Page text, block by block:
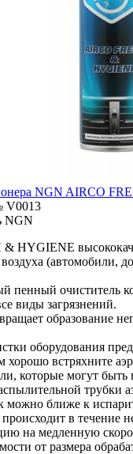
NGN AIRCO
V0013
NGN
HYGIENE
(автомобили,
пенный очиститель
виды загрязнений.
образование
оборудования
встряхните
которые могут
трубки
можно ближе к
в течение
на медленную
от размера